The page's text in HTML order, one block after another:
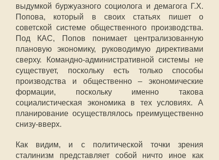
выдумкой буржуазного социолога и демагога Г.Х.
Попова, который в своих статьях пишет о
советской системе общественного производства.
Под КАС, Попов понимает централизованную
плановую экономику, руководимую директивами
сверху. Командно-административной системы не
существует, поскольку есть только способы
производства и общественно – экономические
формации, поскольку именно такова
социалистическая экономика в тех условиях. А
планирование осуществлялось преимущественно
снизу-вверх.
Как видим, и с политической точки зрения
сталинизм представляет собой ничто иное как